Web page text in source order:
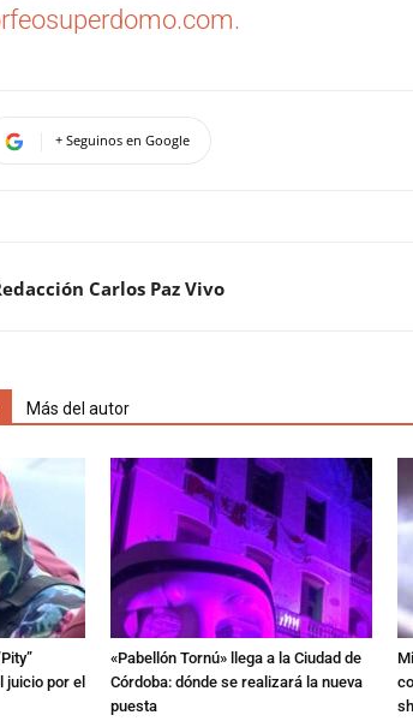
+ Seguinos en Google
Carlos Paz Vivo
Más del autor
juicio por el
«Pabellón Tornú» llega a la Ciudad de
Córdoba: dónde se realizará la nueva
puesta